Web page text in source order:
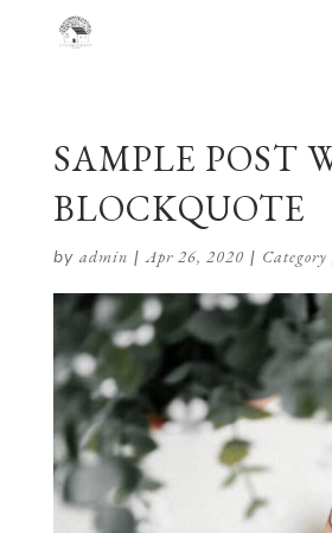
SAMPLE POST
BLOCKQUOTE
by admin |Apr 26, 2020 | Category